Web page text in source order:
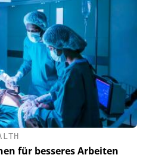
für besseres Arbeiten